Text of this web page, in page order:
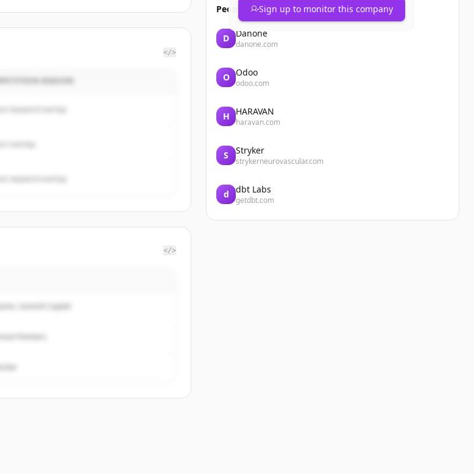
</>
REASON
keyword overlap
keyword overlap
</>
Summit Capital
Partners
Sign up to monitor this company
People also viewed
D Danone
danone.com
O Odoo
odoo.com
H HARAVAN
haravan.com
S Stryker
strykerneurovascular.com
d dbt Labs
getdbt.com